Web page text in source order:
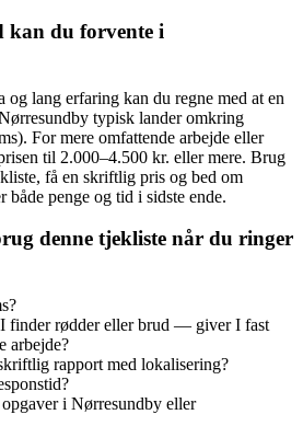
du forvente i
og lang erfaring kan du regne med at en
typisk lander omkring
For mere omfattende arbejde eller
til 2.000–4.500 kr. eller mere. Brug
få en skriftlig pris og bed om
penge og tid i sidste ende.
denne tjekliste når du ringer
finder rødder eller brud — giver I fast
arbejde?
rapport med lokalisering?
i Nørresundby eller